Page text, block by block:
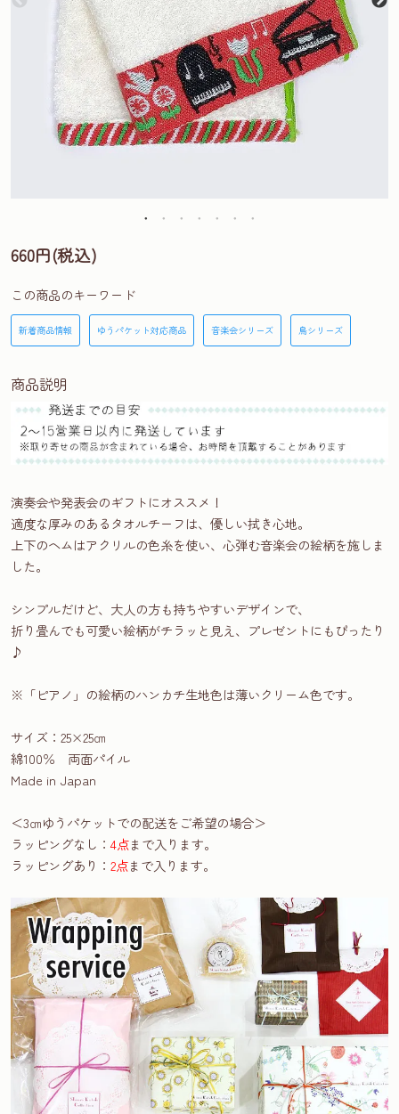
660円(税込)
この商品のキーワード
新着商品情報 ゆうパケット対応商品 音楽会シリーズ 鳥シリーズ
商品説明
演奏会や発表会のギフトにオススメ！
適度な厚みのあるタオルチーフは、優しい拭き心地。
上下のヘムはアクリルの色糸を使い、心弾む音楽会の絵柄を施しま
した。
シンプルだけど、大人の方も持ちやすいデザインで、
折り畳んでも可愛い絵柄がチラッと見え、プレゼントにもぴったり
♪
※「ピアノ」の絵柄のハンカチ生地色は薄いクリーム色です。
サイズ：25×25㎝
綿100％ 両面パイル
Made in Japan
＜3㎝ゆうパケットでの配送をご希望の場合＞
ラッピングなし： 4点まで入ります。
ラッピングあり： 2点まで入ります。